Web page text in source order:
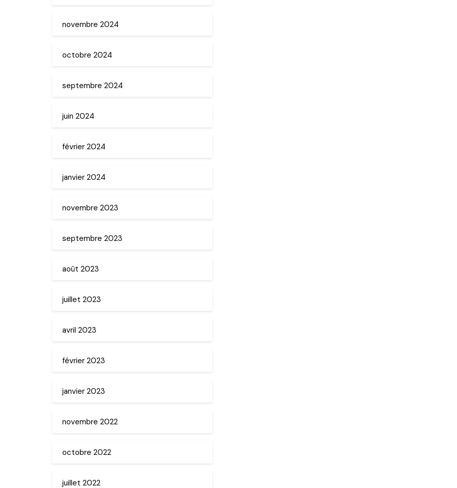
novembre 2024
octobre 2024
septembre 2024
juin 2024
février 2024
janvier 2024
novembre 2023
septembre 2023
août 2023
juillet 2023
avril 2023
février 2023
janvier 2023
novembre 2022
octobre 2022
juillet 2022